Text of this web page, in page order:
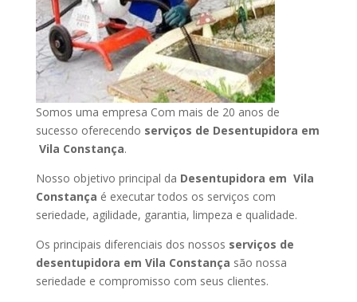
Somos uma empresa Com mais de 20 anos de
sucesso oferecendo serviços de Desentupidora em
Vila Constança.
Nosso objetivo principal da Desentupidora em Vila
Constança é executar todos os serviços com
seriedade, agilidade, garantia, limpeza e qualidade.
Os principais diferenciais dos nossos serviços de
desentupidora em Vila Constança são nossa
seriedade e compromisso com seus clientes.